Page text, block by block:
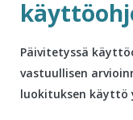
Päivitetyssä
vastuullisen
luokituksen käyttö